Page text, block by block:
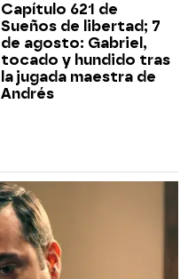
Capítulo 621 de
Sueños de libertad; 7
de agosto: Gabriel,
tocado y hundido tras
la jugada maestra de
Andrés